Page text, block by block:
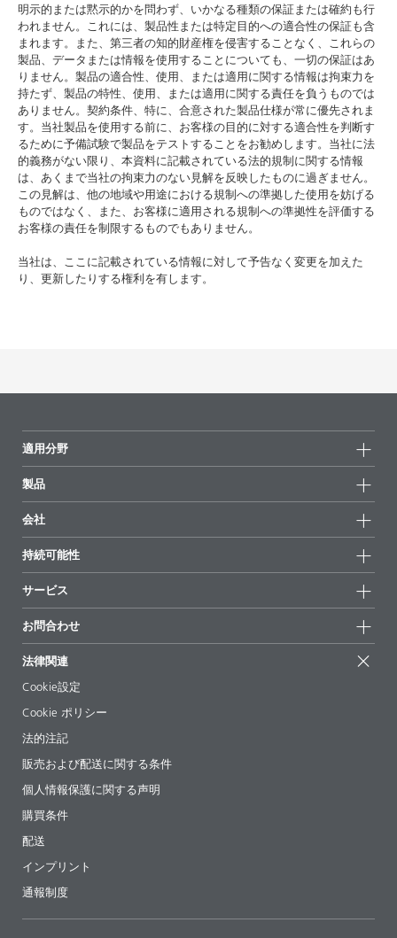
明示的または黙示的かを問わず、いかなる種類の保証または確約も行
われません。これには、製品性または特定目的への適合性の保証も含
まれます。また、第三者の知的財産権を侵害することなく、これらの
製品、データまたは情報を使用することについても、一切の保証はあ
りません。製品の適合性、使用、または適用に関する情報は拘束力を
持たず、製品の特性、使用、または適用に関する責任を負うものでは
ありません。契約条件、特に、合意された製品仕様が常に優先されま
す。当社製品を使用する前に、お客様の目的に対する適合性を判断す
るために予備試験で製品をテストすることをお勧めします。当社に法
的義務がない限り、本資料に記載されている法的規制に関する情報
は、あくまで当社の拘束力のない見解を反映したものに過ぎません。
この見解は、他の地域や用途における規制への準拠した使用を妨げる
ものではなく、また、お客様に適用される規制への準拠性を評価する
お客様の責任を制限するものでもありません。
当社は、ここに記載されている情報に対して予告なく変更を加えた
り、更新したりする権利を有します。
適用分野
製品
全製品
ハイライト
会社
ニュース
拠点と販売代理店
展示会 & イベント
経営陣
持続可能性
持続可能な製品
サクセスストーリー
EcoVadis
証明書
サービス
配合の出発点
論文記事
ebooks(電子書籍)
法令情報
添加剤ガイドアプリ
ビデオ
ダウンロード
お問合わせ
法律関連
Cookie設定
Cookie ポリシー
法的注記
販売および配送に関する条件
個人情報保護に関する声明
購買条件
配送
インプリント
通報制度